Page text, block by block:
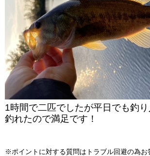
1時間で二匹でしたが平日でも釣
釣れたので満足です！
※ポイントに対する質問はトラブル回避の為お